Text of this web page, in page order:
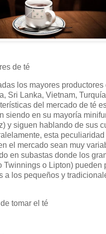
de té
los mayores productores
Sri Lanka, Vietnam,
del mercado de té
siendo en su mayoría
y siguen hablando de sus
esta
el mercado sean muy
en subastas donde los
Twinnings o Lipton) pueden
a los pequeños y
tomar el té